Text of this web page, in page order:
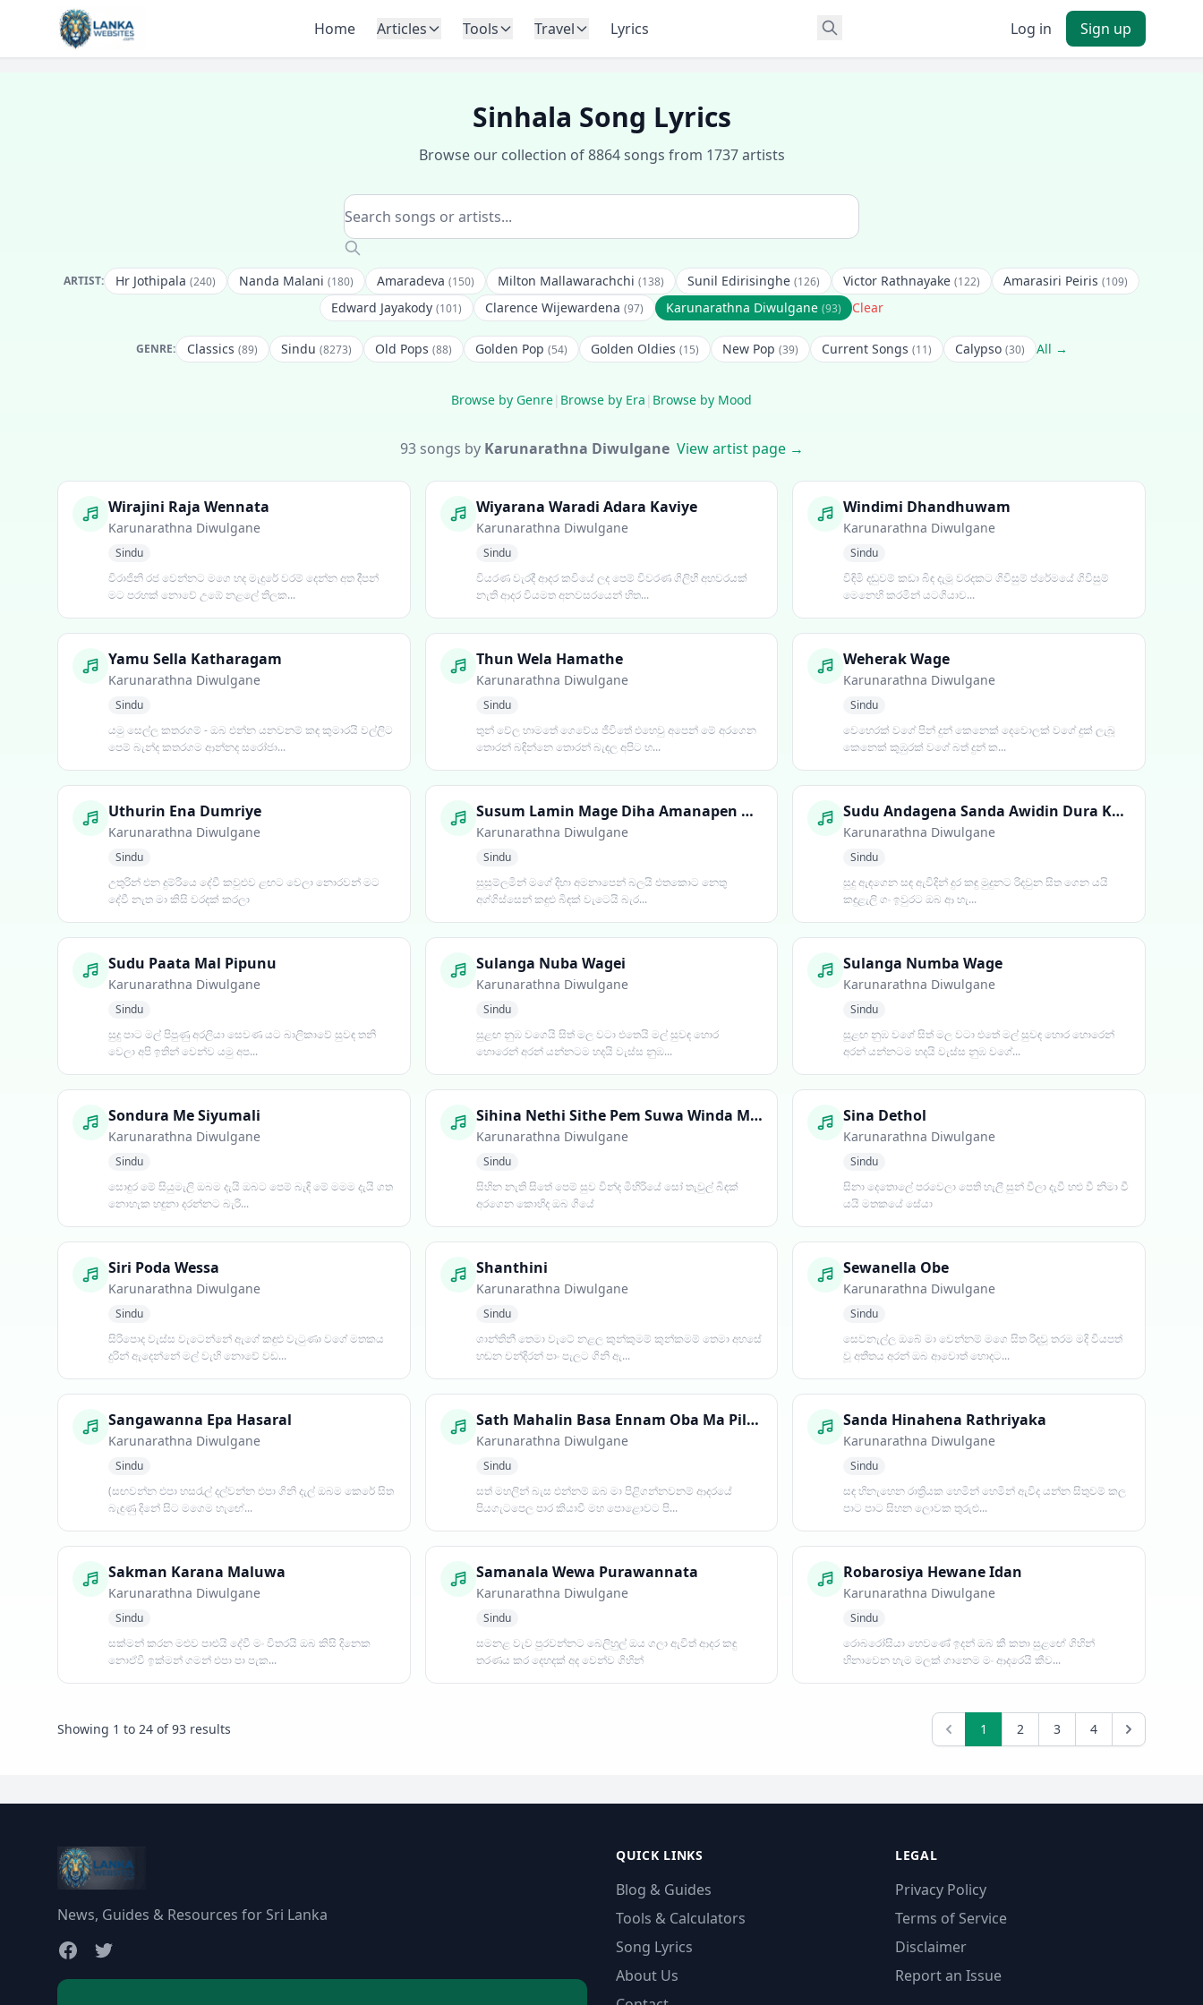
Skip to content
Home Articles Tools Travel Lyrics Log in Sign up
Sinhala Song Lyrics
Browse our collection of 8864 songs from 1737 artists
ARTIST: Hr Jothipala (240) Nanda Malani (180) Amaradeva (150) Milton Mallawarachchi (138) Sunil Edirisinghe (126) Victor Rathnayake (122) Amarasiri Peiris (109)
Edward Jayakody (101) Clarence Wijewardena (97) Karunarathna Diwulgane (93) Clear
GENRE: Classics (89) Sindu (8273) Old Pops (88) Golden Pop (54) Golden Oldies (15) New Pop (39) Current Songs (11) Calypso (30) All →
Browse by Genre| Browse by Era | Browse by Mood
93 songs by Karunarathna Diwulgane View artist page →
Wirajini Raja Wennata
Karunarathna Diwulgane
Sindu
විරාජිනි රජ වෙන්නට මගෙ හද මැදුරේ වරම් දෙන්න අත දීපන්
මට පරහක් නොවේ උඹේ නළලේ තිලක...
Wiyarana Waradi Adara Kaviye
Karunarathna Diwulgane
Sindu
වියරණ වැරදී ආදර කවියේ ලද පෙම් විවරණ ගිලිහී අහවරයක්
නැති ආදර වියමත අනවසරයෙන් හිත...
Windimi Dhandhuwam
Karunarathna Diwulgane
Sindu
විඳිමි දඬුවම් කඩා බිඳ දැමූ වරදකට ගිවිසුම් ප්රේමයේ ගිවිසුම්
මෙනෙහි කරමින් යටගියාව...
Yamu Sella Katharagam
Karunarathna Diwulgane
Sindu
යමු සෙල්ල කතරගම් - ඔබ එන්න යනවනම් කඳ කුමාරයි වල්ලිට
පෙම් බැන්ද කතරගම ආන්නද සරෝජා...
Thun Wela Hamathe
Karunarathna Diwulgane
Sindu
තුන් වේල හාමතේ ගෙවේය ජීවිතේ එහෙවු අපෙන් මේ අරගෙන
තොරන් බඳින්නෙ තොරන් බැඳල අපිට හ...
Weherak Wage
Karunarathna Diwulgane
Sindu
වෙහෙරක් වගේ පින් දුන් කෙනෙක් දෙවොලක් වගේ දුක් ලැබූ
කෙනෙක් කුඹුරක් වගේ බත් දුන් ක...
Uthurin Ena Dumriye
Karunarathna Diwulgane
Sindu
උතුරින් එන දුම්රියෙ දේවී කවුළුව ළඟට වෙලා නොරවන් මට
දේවී නැත මා කිසි වරදක් කරලා
Susum Lamin Mage Diha Amanapen Balai
Karunarathna Diwulgane
Sindu
සුසුම්ලමින් මගේ දිහා අමනාපෙන් බලයි එතකොට නෙතු
අග්ගිස්සෙන් කඳුළු බිඳක් වැටෙයි බැර...
Sudu Andagena Sanda Awidin Dura Kandu Mudunata
Karunarathna Diwulgane
Sindu
සුදු ඇඳගෙන සඳ ඇවිදින් දුර කඳු මුදුනට රිදවුන සිත ගෙන යයි
කඳුළැලි ගං ඉවුරට ඔබ ආ හැ...
Sudu Paata Mal Pipunu
Karunarathna Diwulgane
Sindu
සුදු පාට මල් පිපුණු අරලියා සෙවණ යට බාලිකාවේ සුවඳ තනි
වෙලා අපි ඉතින් වෙන්ව යමු අප...
Sulanga Nuba Wagei
Karunarathna Diwulgane
Sindu
සුළඟ නුඹ වගෙයි සිත් මල වටා එතෙයි මල් සුවඳ හොර
හොරෙන් අරන් යන්නටම හදයි වැස්ස නුඹ...
Sulanga Numba Wage
Karunarathna Diwulgane
Sindu
සුළඟ නුඹ වගේ සිත් මල වටා එතේ මල් සුවඳ හොර හොරෙන්
අරන් යන්නටම හදයි වැස්ස නුඹ වගේ...
Sondura Me Siyumali
Karunarathna Diwulgane
Sindu
සොඳුර මේ සියුමැලි ඔබම දැයි ඔබට පෙම් බැඳි මේ මමම දැයි ගත
නොහැක හඳුනා දරන්නට බැරි...
Sihina Nethi Sithe Pem Suwa Winda Mihiriye
Karunarathna Diwulgane
Sindu
සිහින නැති සිතේ පෙම් සුව වින්ද මිහිරියේ සෝ තැවුල් බිඳක්
අරගෙන කොහිද ඔබ ගියේ
Sina Dethol
Karunarathna Diwulgane
Sindu
සිනා දෙතොලේ පරවෙලා පෙති හැලී සුන් වීලා දැවී හළු වී නිමා වී
යයි මතකයේ සේයා
Siri Poda Wessa
Karunarathna Diwulgane
Sindu
සිරිපොද වැස්ස වැටෙන්නේ ඇගේ කඳුළු වැටුණා වගේ මතකය
දුරින් ඇදෙන්නේ මල් වැහි නොවේ වඩ...
Shanthini
Karunarathna Diwulgane
Sindu
ශාන්තිනී තෙමා වැටේ නළල කුන්කුමම් කුන්කමම් තෙමා අහසේ
හඬන චන්දිරන් පාං පැලට ගිනි ඇ...
Sewanella Obe
Karunarathna Diwulgane
Sindu
සෙවනැල්ල ඔබේ මා වෙන්නම් මගෙ සිත රිදවූ තරම මදි වියපත්
වූ අතීතය අරන් ඔබ ආවොත් හොදට...
Sangawanna Epa Hasaral
Karunarathna Diwulgane
Sindu
(සඟවන්න එපා හසරැල් දල්වන්න එපා ගිනි දැල් ඔබම කෙරේ සිත
බැඳුණු දිනේ සිට මගෙම හැඟේ...
Sath Mahalin Basa Ennam Oba Ma Piligannawanam
Karunarathna Diwulgane
Sindu
සත් මහලින් බැස එන්නම් ඔබ මා පිළිගන්නවනම් ආදරයේ
පියගැටපෙල පාර කියාවී මහ පොළොවට පි...
Sanda Hinahena Rathriyaka
Karunarathna Diwulgane
Sindu
සඳ හිනැහෙන රාත්‍රියක හෙමින් හෙමින් ඇවිද යන්න සිතුවම් කල
පාට පාට සිහන ලොවක තුරුළු...
Sakman Karana Maluwa
Karunarathna Diwulgane
Sindu
සක්මන් කරන මළුව පාළුයි දේවී මං විතරයි ඔබ කිසි දිනෙක
නොඒවී ඉක්මන් ගමන් එපා පා පැක...
Samanala Wewa Purawannata
Karunarathna Diwulgane
Sindu
සමනළ වැව පුරවන්නට බෙලිහුල් ඔය ගලා ඇවිත් ආදර කඳු
තරණය කර දෙහදක් අද වෙන්ව ගිහින්
Robarosiya Hewane Idan
Karunarathna Diwulgane
Sindu
රොබරෝසියා හෙවණේ ඉදන් ඔබ කී කතා සුළඟේ ගිහින්
හිනාවෙන හැම මලක් ගානෙම මං ආදරෙයි කීව...
Showing 1 to 24 of93 results 1 2 3 4
News, Guides & Resources for Sri Lanka
QUICK LINKS
Blog & Guides
Tools & Calculators
Song Lyrics
About Us
LEGAL
Privacy Policy
Terms of Service
Disclaimer
Report an Issue